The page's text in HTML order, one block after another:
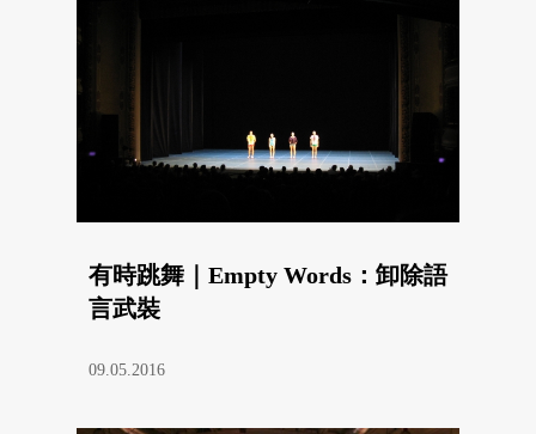
有時跳舞｜Empty Words：卸除語
言武裝
09.05.2016